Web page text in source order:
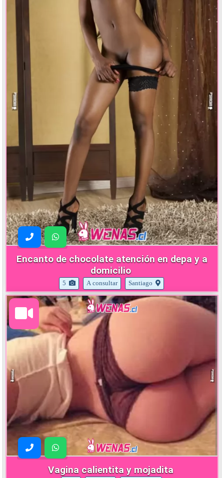
Encanto de chocolate atención en depa y a
domicilio
5 A consultar Santiago
Vagina calientita y mojadita